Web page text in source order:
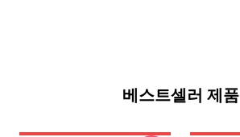
베스트셀러 제품